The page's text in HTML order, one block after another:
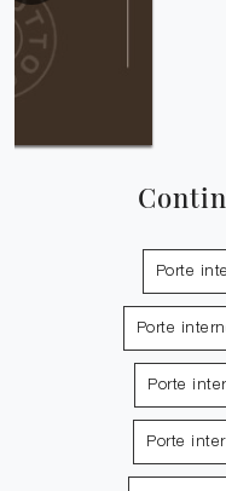
Porte
Porte
Porte
Porte